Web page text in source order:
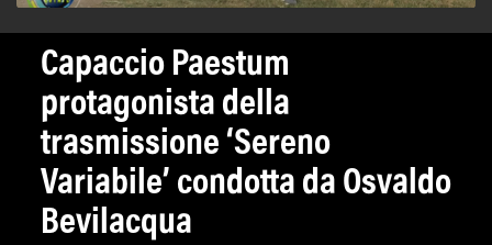
Capaccio Paestum
protagonista della
trasmissione ‘Sereno
Variabile’ condotta da Osvaldo
Bevilacqua